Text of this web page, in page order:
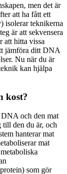
men det är
att ha fått ett
isolerar teknikerna
är att sekvensera
hitta vissa
jämföra ditt DNA
Nu när du är
kan hjälpa
kost?
och den mat
den du är, och
hanterar mat
mat
som gör